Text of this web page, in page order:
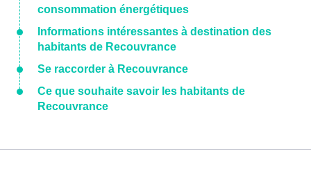
consommation énergétiques
Informations intéressantes à destination des
habitants de Recouvrance
Se raccorder à Recouvrance
Ce que souhaite savoir les habitants de
Recouvrance